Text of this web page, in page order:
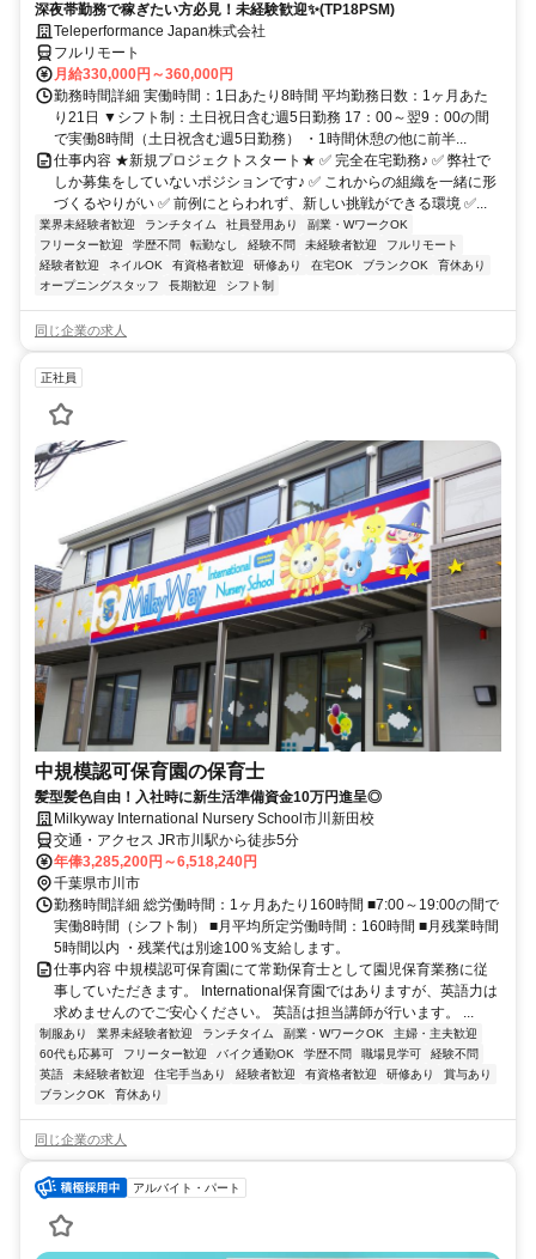
深夜帯勤務で稼ぎたい方必見！未経験歓迎✨(TP18PSM)
Teleperformance Japan株式会社
フルリモート
月給330,000円～360,000円
勤務時間詳細 実働時間：1日あたり8時間 平均勤務日数：1ヶ月あた
り21日 ▼シフト制：土日祝日含む週5日勤務 17：00～翌9：00の間
で実働8時間（土日祝含む週5日勤務） ・1時間休憩の他に前半...
仕事内容 ★新規プロジェクトスタート★ ✅ 完全在宅勤務♪ ✅ 弊社で
しか募集をしていないポジションです♪ ✅ これからの組織を一緒に形
づくるやりがい ✅ 前例にとらわれず、新しい挑戦ができる環境 ✅...
業界未経験者歓迎 ランチタイム 社員登用あり
副業・WワークOK
フリーター歓迎
学歴不問 転勤なし 経験不問 未経験者歓迎
フルリモート
経験者歓迎
ネイルOK 有資格者歓迎 研修あり 在宅OK ブランクOK
育休あり
オープニングスタッフ
長期歓迎 シフト制
同じ企業の求人
正社員
中規模認可保育園の保育士
髪型髪色自由！入社時に新生活準備資金10万円進呈◎
Milkyway International Nursery School市川新田校
交通・アクセス JR市川駅から徒歩5分
年俸3,285,200円～6,518,240円
千葉県市川市
勤務時間詳細 総労働時間：1ヶ月あたり160時間 ■7:00～19:00の間で
実働8時間（シフト制） ■月平均所定労働時間：160時間 ■月残業時間
5時間以内 ・残業代は別途100％支給します。
仕事内容 中規模認可保育園にて常勤保育士として園児保育業務に従
事していただきます。 International保育園ではありますが、英語力は
求めませんのでご安心ください。 英語は担当講師が行います。 ...
制服あり 業界未経験者歓迎 ランチタイム 副業・WワークOK
主婦・主夫歓迎
60代も応募可
フリーター歓迎 バイク通勤OK 学歴不問 職場見学可
経験不問
英語
未経験者歓迎 住宅手当あり 経験者歓迎 有資格者歓迎 研修あり
賞与あり
ブランクOK
育休あり
同じ企業の求人
アルバイト・パート